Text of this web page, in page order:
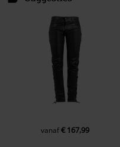
49835 Wietmarschen-Lohne
shop@mauritius.de
vanaf€ 167,99